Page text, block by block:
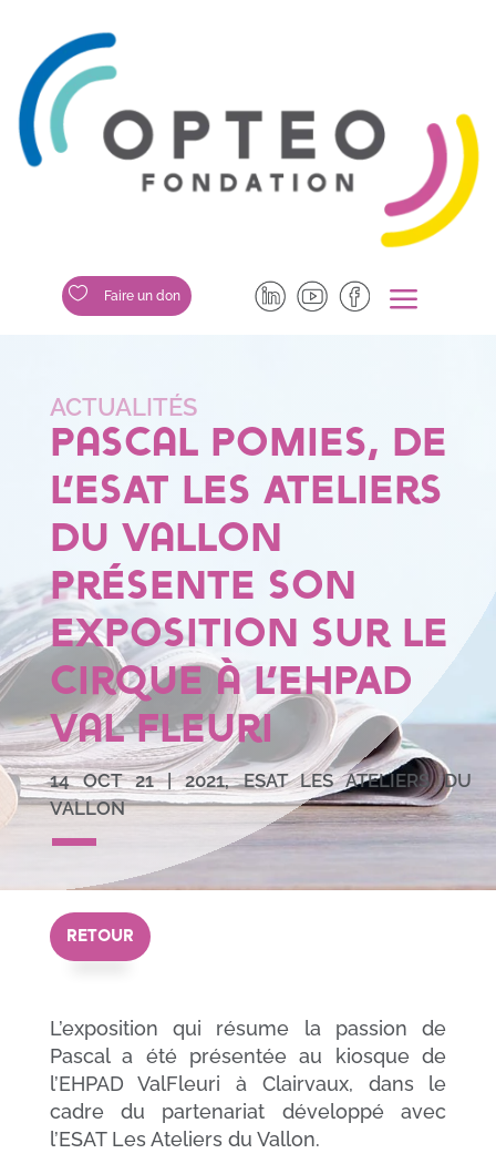
 Faire un don a
Pascal Pomies, de
l’ESAT Les Ateliers
du Vallon
présente son
exposition sur le
cirque à l’EHPAD
Val Fleuri
14 OCT 21|2021,ESAT LES ATELIERS DU
VALLON
RETOUR
L’exposition qui résume la passion de
Pascal a été présentée au kiosque de
l’EHPAD ValFleuri à Clairvaux, dans le
cadre du partenariat développé avec
l’ESAT Les Ateliers du Vallon.